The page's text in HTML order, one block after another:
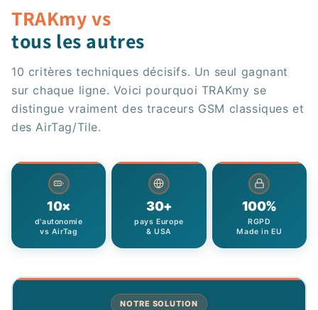
TRAKmy vs
tous les autres
10 critères techniques décisifs. Un seul gagnant
sur chaque ligne. Voici pourquoi TRAKmy se
distingue vraiment des traceurs GSM classiques et
des AirTag/Tile.
10×
d'autonomie
vs AirTag
30+
pays Europe
& USA
100%
RGPD
Made in EU
NOTRE SOLUTION